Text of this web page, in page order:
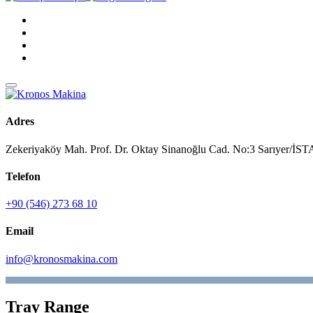
Adres
Zekeriyaköy Mah. Prof. Dr. Oktay Sinanoğlu Cad. No:3 Sarıyer/
Telefon
+90 (546) 273 68 10
Email
info@kronosmakina.com
Tray Range